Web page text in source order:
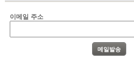
이메일 주소